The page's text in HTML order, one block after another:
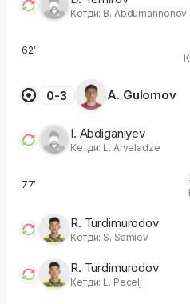
Кетди: B. Abdumannonov
62′
A. Gulomov
0-3
I. Abdiganiyev
Кетди: L. Arveladze
77′
R. Turdimurodov
Кетди: S. Samiev
R. Turdimurodov
Кетди: L. Pecelj